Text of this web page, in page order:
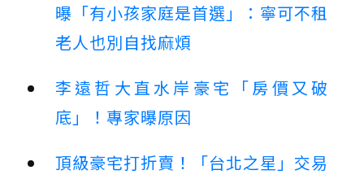
曝「有小孩家庭是首選」：寧可不租
老人也別自找麻煩
李遠哲大直水岸豪宅「房價又破
底」！專家曝原因
頂級豪宅打折賣！「台北之星」交易